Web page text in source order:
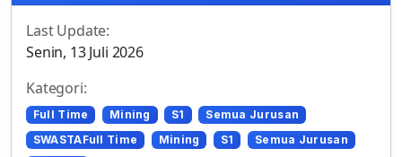
Last Update:
Senin, 13 Juli 2026
Kategori:
Full Time Mining S1
Semua Jurusan
SWASTAFull Time
Mining S1
Semua Jurusan